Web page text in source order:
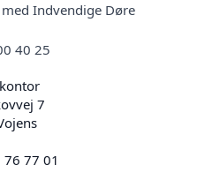
Indvendige Døre
40 25
7
77 01